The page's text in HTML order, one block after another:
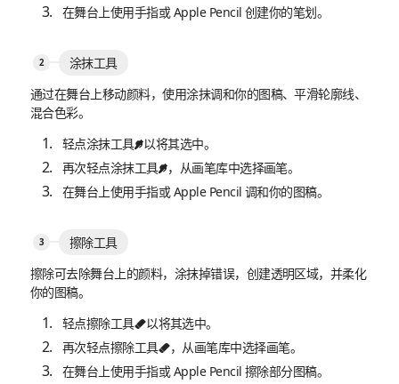
在舞台上使用手指或 Apple Pencil 创建你的笔划。
涂抹工具
通过在舞台上移动颜料，使用涂抹调和你的图稿、平滑轮廓线、
混合色彩。
轻点涂抹工具 以将其选中。
再次轻点涂抹工具
，从画笔库中选择画笔。
在舞台上使用手指或 Apple Pencil 调和你的图稿。
擦除工具
擦除可去除舞台上的颜料，涂抹掉错误，创建透明区域，并柔化
你的图稿。
轻点擦除工具
以将其选中。
再次轻点擦除工具
，从画笔库中选择画笔。
在舞台上使用手指或 Apple Pencil 擦除部分图稿。